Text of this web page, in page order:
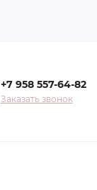
+7 958 557-64-82
Заказать звонок